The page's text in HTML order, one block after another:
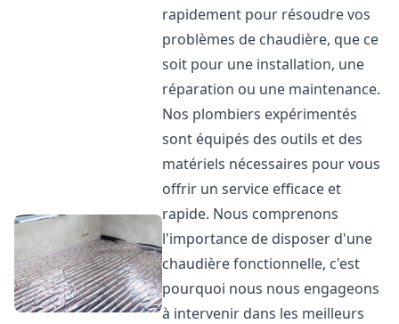
rapidement pour résoudre vos
problèmes de chaudière, que ce
soit pour une installation, une
réparation ou une maintenance.
Nos plombiers expérimentés
sont équipés des outils et des
matériels nécessaires pour vous
offrir un service efficace et
rapide. Nous comprenons
l'importance de disposer d'une
chaudière fonctionnelle, c'est
pourquoi nous nous engageons
à intervenir dans les meilleurs